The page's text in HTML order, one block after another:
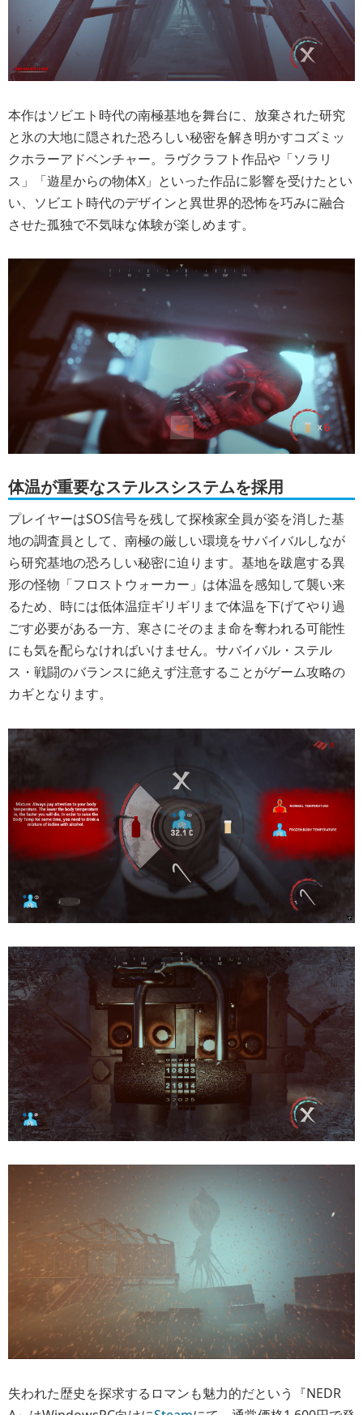
本作はソビエト時代の南極基地を舞台に、放棄された研究
と氷の大地に隠された恐ろしい秘密を解き明かすコズミッ
クホラーアドベンチャー。ラヴクラフト作品や「ソラリ
ス」「遊星からの物体X」といった作品に影響を受けたとい
い、ソビエト時代のデザインと異世界的恐怖を巧みに融合
させた孤独で不気味な体験が楽しめます。
体温が重要なステルスシステムを採用
プレイヤーはSOS信号を残して探検家全員が姿を消した基
地の調査員として、南極の厳しい環境をサバイバルしなが
ら研究基地の恐ろしい秘密に迫ります。基地を跋扈する異
形の怪物「フロストウォーカー」は体温を感知して襲い来
るため、時には低体温症ギリギリまで体温を下げてやり過
ごす必要がある一方、寒さにそのまま命を奪われる可能性
にも気を配らなければいけません。サバイバル・ステル
ス・戦闘のバランスに絶えず注意することがゲーム攻略の
カギとなります。
失われた歴史を探求するロマンも魅力的だという『NEDR